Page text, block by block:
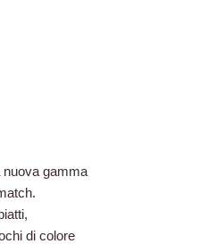
gamma
di colore